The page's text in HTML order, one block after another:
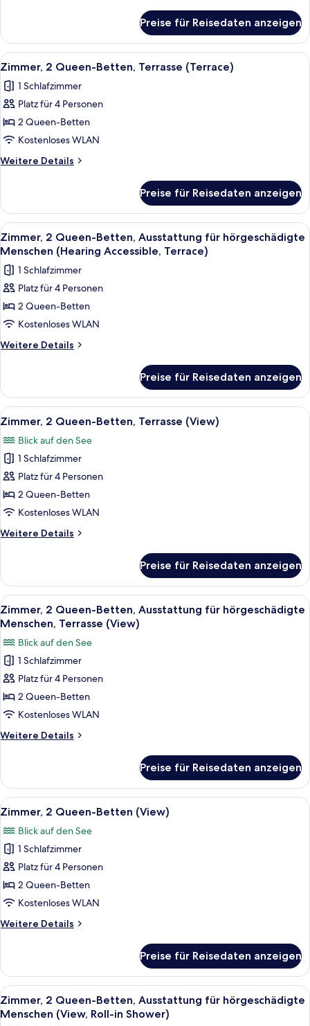
Sleeper,
View)
anzeigen
Mehrere
Betten,
Ausstattung
hörgeschädigte
Menschen
Sleeper,
View)
Preise für Reisedaten anzeigen
Alle
Fotos
für
Zimmer,
2 Queen-
Betten,
Terrasse
(Terrace)
Ein Hotelzimmer mit zwei Betten,
5
Zimmer, 2 Queen-Betten, Terrasse (Terrace)
1 Schlafzimmer
Platz für 4 Personen
2 Queen-Betten
Kostenloses WLAN
Weitere Details
Weitere
2 Queen-
Betten,
Terrasse
(Terrace)
Preise für Reisedaten anzeigen
Alle
Fotos
für
Zimmer,
2 Queen-
Betten,
Ausstattung
für
(Hearing
Accessible,
Terrace)
anzeigen
Ein Hotelzimmer mit zwei Betten,
5
Zimmer, 2 Queen-Betten, Ausstattung für hörgeschädigte
Menschen (Hearing Accessible, Terrace)
1 Schlafzimmer
Platz für 4 Personen
2 Queen-Betten
Kostenloses WLAN
Weitere Details
Weitere
2 Queen-
Betten,
Ausstattung
hörgeschädigte
Menschen
(Hearing
Accessible,
Terrace)
Preise für Reisedaten anzeigen
Alle
Fotos
für
Zimmer,
2 Queen-
Betten,
Terrasse
anzeigen
Ein Hotelzimmer mit zwei Betten,
5
Zimmer, 2 Queen-Betten, Terrasse (View)
Blick auf den See
1 Schlafzimmer
Platz für 4 Personen
2 Queen-Betten
Kostenloses WLAN
Weitere Details
Weitere
2 Queen-
Betten,
Terrasse
(View)
Preise für Reisedaten anzeigen
Alle
Fotos
Zimmer,
2 Queen-
Betten,
Ausstattung
für
hörgeschädigte
Menschen,
(View)
anzeigen
Ein Hotelzimmer mit zwei Betten,
5
Zimmer, 2 Queen-Betten, Ausstattung für hörgeschädigte
Menschen, Terrasse (View)
Blick auf den See
1 Schlafzimmer
Platz für 4 Personen
2 Queen-Betten
Kostenloses WLAN
Weitere Details
Weitere
2 Queen-
Betten,
Ausstattung
hörgeschädigte
Menschen,
Terrasse
(View)
Preise für Reisedaten anzeigen
Alle
Fotos
für
Zimmer,
2 Queen-
Betten
(View)
Ein Hotelzimmer mit zwei Betten,
5
Zimmer, 2 Queen-Betten (View)
Blick auf den See
1 Schlafzimmer
Platz für 4 Personen
2 Queen-Betten
Kostenloses WLAN
Weitere Details
Weitere
2 Queen-
Betten
(View)
Preise für Reisedaten anzeigen
Alle
Fotos
Ein Hotelzimmer mit zwei Betten,
5
Zimmer, 2 Queen-Betten, Ausstattung für hörgeschädigte
Menschen (View, Roll-in Shower)